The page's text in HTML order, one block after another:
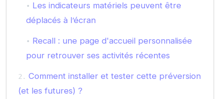
Les indicateurs matériels peuvent être
déplacés à l’écran
Recall : une page d'accueil personnalisée
pour retrouver ses activités récentes
Comment installer et tester cette préversion
(et les futures) ?